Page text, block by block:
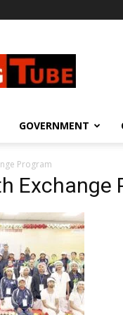
GOVERNMENT
Program
Exchange